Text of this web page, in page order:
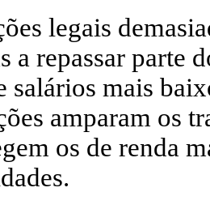
legais
a repassar parte
salários mais
amparam os
os de renda